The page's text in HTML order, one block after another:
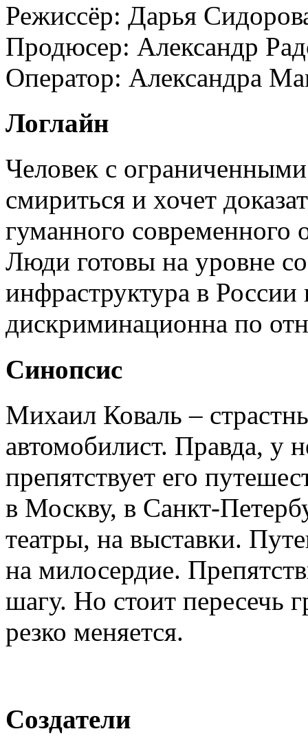
Режиссёр: Дарья
Продюсер: Александр
Оператор: Александра
Логлайн
Человек с
смириться и хочет
гуманного современного
Люди готовы на уровне
инфраструктура в
дискриминационна по
Синопсис
Михаил Коваль –
автомобилист. Правда, у
препятствует его
в Москву, в Санкт-
театры, на выставки.
на милосердие.
шагу. Но стоит пересечь
резко меняется.
Создатели